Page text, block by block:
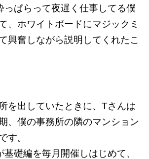
っぱらって夜遅く仕事してる僕
、ホワイトボードにマジックミ
興奮しながら説明してくれたこ
を出していたときに、Tさんは
、僕の事務所の隣のマンション
す。
礎編を毎月開催しはじめて、